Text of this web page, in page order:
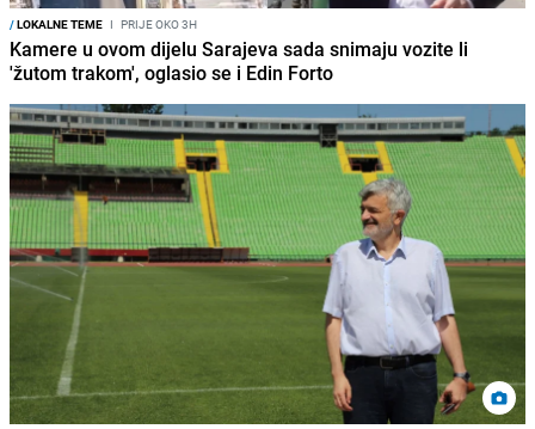
/LOKALNE TEME I PRIJE OKO 3H
Kamere u ovom dijelu Sarajeva sada snimaju vozite li
'žutom trakom', oglasio se i Edin Forto